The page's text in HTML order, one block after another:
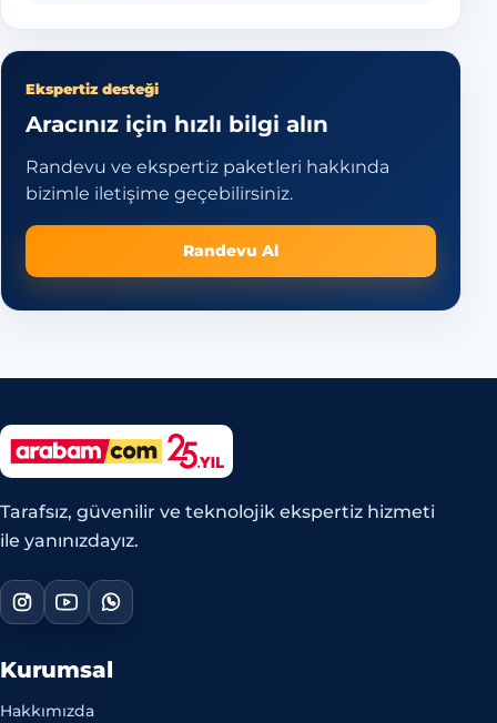
Ekspertiz desteği
Aracınız için hızlı bilgi alın
Randevu ve ekspertiz paketleri hakkında
bizimle iletişime geçebilirsiniz.
Randevu Al
Tarafsız, güvenilir ve teknolojik ekspertiz hizmeti
ile yanınızdayız.
Kurumsal
Hakkımızda